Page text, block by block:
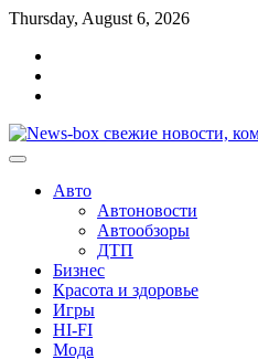
Перейти
содержимому
Thursday, August 6, 2026
Авто
Автоновости
Автообзоры
ДТП
Бизнес
Красота и здоровье
Игры
HI-FI
Мода